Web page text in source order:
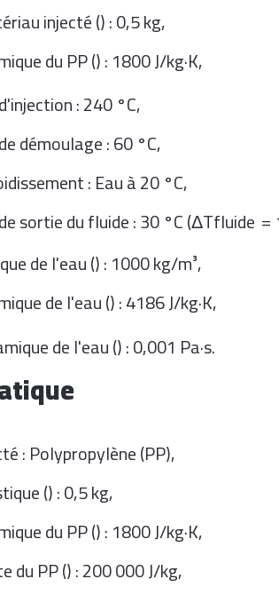
injecté () : 0,5 kg,
du PP () : 1800 J/kg·K,
: 240 °C,
démoulage : 60 °C,
: Eau à 20 °C,
sortie du fluide : 30 °C (ΔTfluide =
de l'eau () : 1000 kg/m³,
de l'eau () : 4186 J/kg·K,
de l'eau () : 0,001 Pa·s.
: Polypropylène (PP),
() : 0,5 kg,
du PP () : 1800 J/kg·K,
du PP () : 200 000 J/kg,